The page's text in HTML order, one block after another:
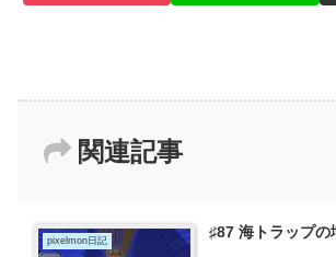
関連記事
pixelmon日記 ♯87 海トラップの